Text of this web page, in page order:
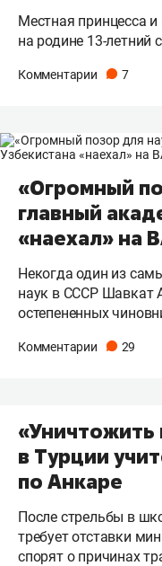
Местная принцесса
на родине 13-летний
Комментарии 7
«Огромный
главный
«наехал» на
Некогда один из
наук в СССР Шавкат
остепененных
Комментарии 29
в Турции
по Анкаре
После стрельбы в
требует отставки
спорят о причинах